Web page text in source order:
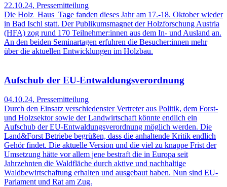
22.10.24, Pressemitteilung
Die Holz_Haus_Tage fanden dieses Jahr am 17.-18. Oktober wieder
in Bad Ischl statt. Der Publikumsmagnet der Holzforschung Austria
(HFA) zog rund 170 Teilnehmer:innen aus dem In- und Ausland an.
An den beiden Seminartagen erfuhren die Besucher:innen mehr
über die aktuellen Entwicklungen im Holzbau.
Aufschub der EU-Entwaldungsverordnung
04.10.24, Pressemitteilung
Durch den Einsatz verschiedenster Vertreter aus Politik, dem Forst-
und Holzsektor sowie der Landwirtschaft könnte endlich ein
Aufschub der EU-Entwaldungsverordnung möglich werden. Die
Land&Forst Betriebe begrüßen, dass die anhaltende Kritik endlich
Gehör findet. Die aktuelle Version und die viel zu knappe Frist der
Umsetzung hätte vor allem jene bestraft die in Europa seit
Jahrzehnten die Waldfläche durch aktive und nachhaltige
Waldbewirtschaftung erhalten und ausgebaut haben. Nun sind EU-
Parlament und Rat am Zug.